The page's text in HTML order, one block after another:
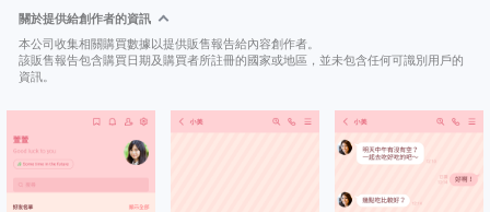
關於提供給創作者的資訊
本公司收集相關購買數據以提供販售報告給內容創作者。
該販售報告包含購買日期及購買者所註冊的國家或地區，並未包含任何可識別用戶的
資訊。